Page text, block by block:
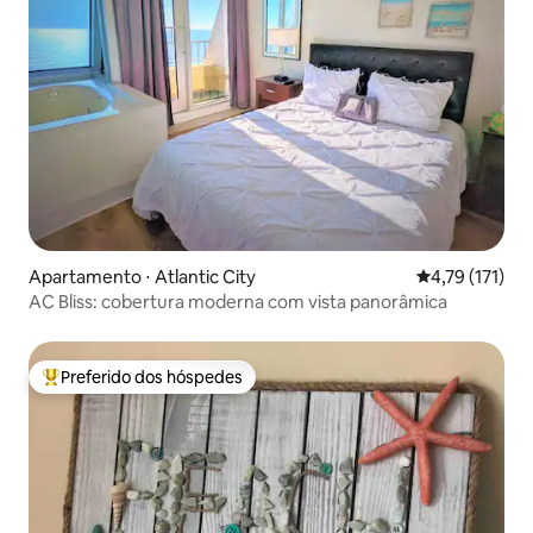
Apartamento ⋅ Atlantic City 4,79 de uma
4,79 (171)
AC Bliss: cobertura moderna com vista panorâmica
Entre os melhores preferidos dos hóspedes
Preferido dos hóspedes